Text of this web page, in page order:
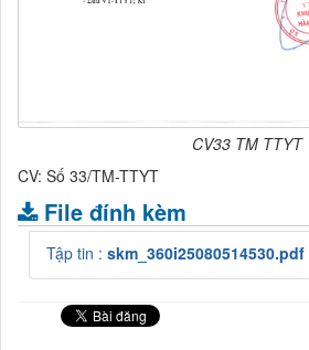
CV33 TM TTYT
CV: Số 33/TM-TTYT
File đính kèm
Tập tin : skm_360i25080514530.pdf